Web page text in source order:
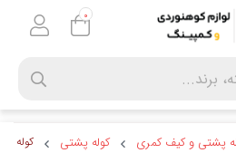
پشتی و کیف کمری کوله پشتی کوله
0